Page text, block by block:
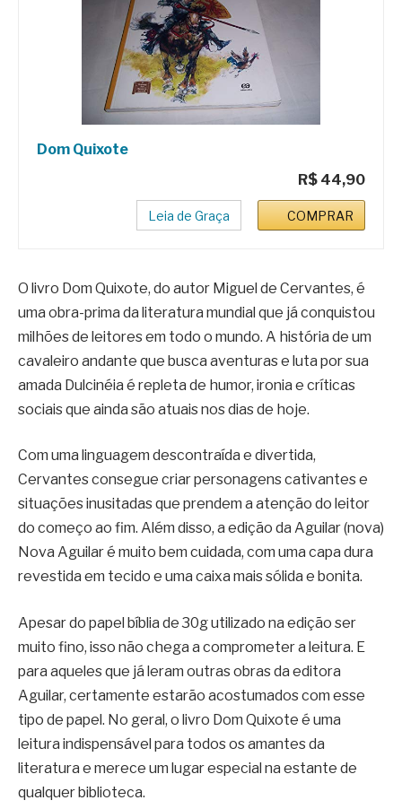
Dom Quixote
R$ 44,90
Leia de Graça COMPRAR
O livro Dom Quixote, do autor Miguel de Cervantes, é
uma obra-prima da literatura mundial que já conquistou
milhões de leitores em todo o mundo. A história de um
cavaleiro andante que busca aventuras e luta por sua
amada Dulcinéia é repleta de humor, ironia e críticas
sociais que ainda são atuais nos dias de hoje.
Com uma linguagem descontraída e divertida,
Cervantes consegue criar personagens cativantes e
situações inusitadas que prendem a atenção do leitor
do começo ao fim. Além disso, a edição da Aguilar (nova)
Nova Aguilar é muito bem cuidada, com uma capa dura
revestida em tecido e uma caixa mais sólida e bonita.
Apesar do papel bíblia de 30g utilizado na edição ser
muito fino, isso não chega a comprometer a leitura. E
para aqueles que já leram outras obras da editora
Aguilar, certamente estarão acostumados com esse
tipo de papel. No geral, o livro Dom Quixote é uma
leitura indispensável para todos os amantes da
literatura e merece um lugar especial na estante de
qualquer biblioteca.